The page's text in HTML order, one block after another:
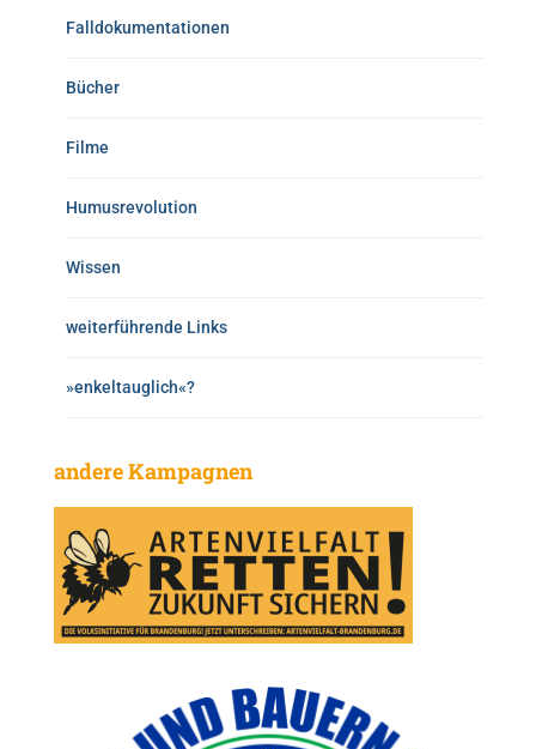
Falldokumentationen
Bücher
Filme
Humusrevolution
Wissen
weiterführende Links
»enkeltauglich«?
andere Kampagnen